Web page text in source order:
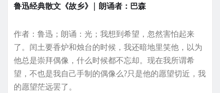
鲁迅经典散文《故乡》| 朗诵者：巴森
作者：鲁迅；朗诵：光；我想到希望，忽然害怕起来
了。闰土要香炉和烛台的时候，我还暗地里笑他，以为
他总是崇拜偶像，什么时候都不忘却。现在我所谓希
望，不也是我自己手制的偶像么?只是他的愿望切近，我
的愿望茫远罢了。